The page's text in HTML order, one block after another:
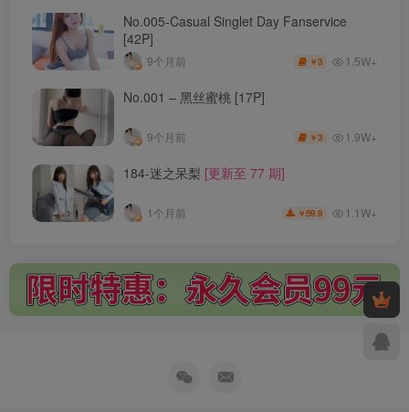
No.005-Casual Singlet Day Fanservice
[42P]
9个月前 ￥3 1.5W+
No.001 – 黑丝蜜桃 [17P]
9个月前 ￥3 1.9W+
184-迷之呆梨 [更新至 77 期]
1个月前 ￥59.9 1.1W+